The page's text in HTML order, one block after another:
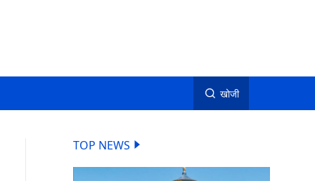
खोजी
TOP NEWS